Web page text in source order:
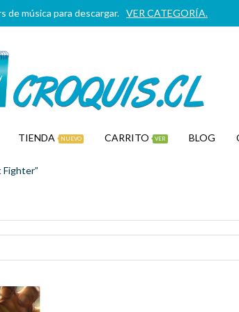
de música para descargar. VER CATEGORÍA.
TIENDA NUEVO CARRITO VER BLOG